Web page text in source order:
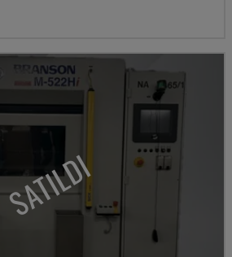
SATILDI